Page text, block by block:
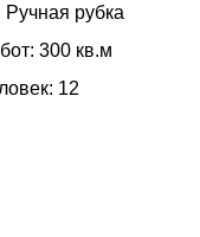
рубка
300 кв.м
12